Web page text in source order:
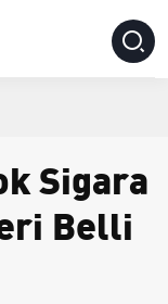
Sigara
Belli